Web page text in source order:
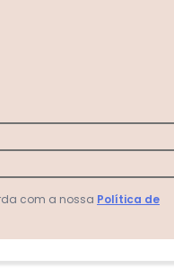
A calça faz jus ao
ficou um pouco
a escura já estava
com a nossa Política de